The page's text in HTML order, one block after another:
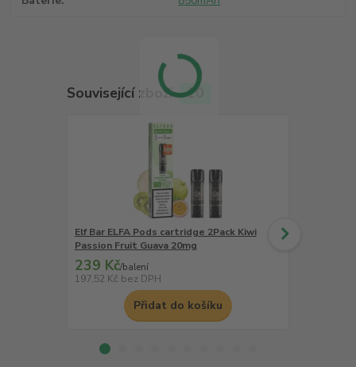
Související zboží 10
Elf Bar ELFA Pods cartridge 2Pack Kiwi
Passion Fruit Guava 20mg
239 Kč/balení
197,52 Kč bez DPH
Přidat do košíku